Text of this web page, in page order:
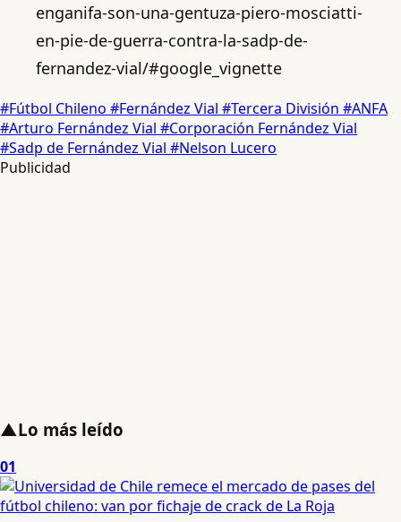
enganifa-son-una-gentuza-piero-mosciatti-
en-pie-de-guerra-contra-la-sadp-de-
fernandez-vial/#google_vignette
#Fútbol Chileno #Fernández Vial #Tercera División #ANFA
#Arturo Fernández Vial #Corporación Fernández Vial
#Sadp de Fernández Vial #Nelson Lucero
Publicidad
▲Lo más leído
01